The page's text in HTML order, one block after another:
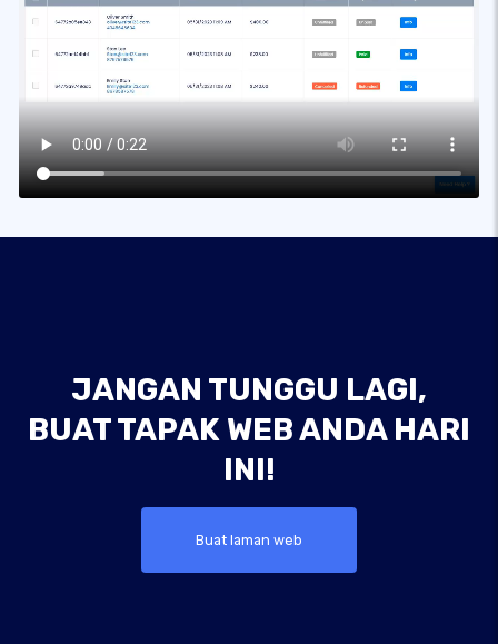
JANGAN TUNGGU LAGI,
BUAT TAPAK WEB ANDA HARI
INI!
Buat laman web